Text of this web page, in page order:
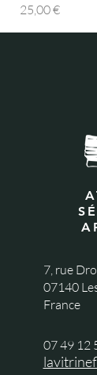
Prix
25,00 €
7, rue
07140
France
07 49 12